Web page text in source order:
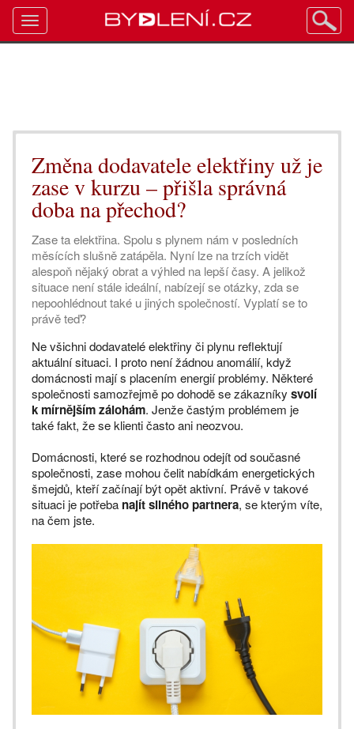
Změna dodavatele elektřiny už je
zase v kurzu – přišla správná
doba na přechod?
Zase ta elektřina. Spolu s plynem nám v posledních
měsících slušně zatápěla. Nyní lze na trzích vidět
alespoň nějaký obrat a výhled na lepší časy. A jelikož
situace není stále ideální, nabízejí se otázky, zda se
nepoohlédnout také u jiných společností. Vyplatí se to
právě teď?
Ne všichni dodavatelé elektřiny či plynu reflektují
aktuální situaci. I proto není žádnou anomálií, když
domácnosti mají s placením energií problémy. Některé
společnosti samozřejmě po dohodě se zákazníky svolí
k mírnějším zálohám. Jenže častým problémem je
také fakt, že se klienti často ani neozvou.
Domácnosti, které se rozhodnou odejít od současné
společnosti, zase mohou čelit nabídkám energetických
šmejdů, kteří začínají být opět aktivní. Právě v takové
situaci je potřeba najít silného partnera, se kterým víte,
na čem jste.
Toggle
navigation